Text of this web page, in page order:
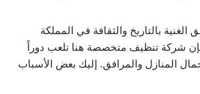
الغنية بالتاريخ والثقافة في المملكة
فإن شركة تنظيف متخصصة هنا تلعب دوراً
المنازل والمرافق. إليك بعض الأسباب